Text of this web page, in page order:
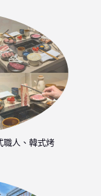
職人、韓式烤